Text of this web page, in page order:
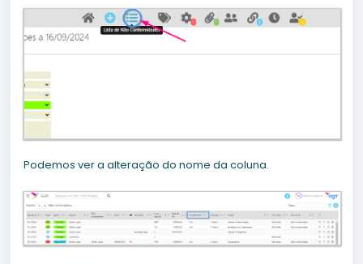
Podemos ver a alteração do nome da coluna.